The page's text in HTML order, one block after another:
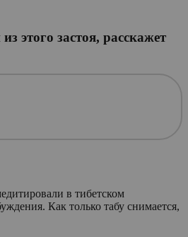
этого застоя, расскажет
в тибетском
Как только табу снимается,